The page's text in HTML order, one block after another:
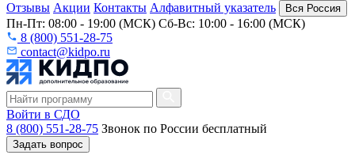
Отзывы Акции Контакты Алфавитный указатель Вся Россия
Пн-Пт: 08:00 - 19:00 (МСК) Сб-Вс: 10:00 - 16:00 (МСК)
8 (800) 551-28-75
contact@kidpo.ru
Войти в СДО
8 (800) 551-28-75 Звонок по России бесплатный
Задать вопрос